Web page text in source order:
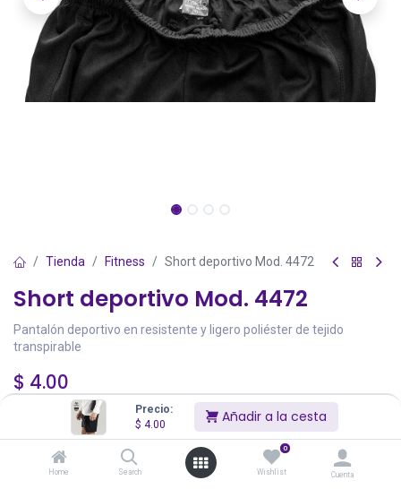
Precio:
$ 4.00 Añadir a la cesta
Home Search
0
Wishlist Cuenta
Tienda Fitness Short deportivo Mod. 4472
Short deportivo Mod. 4472
Pantalón deportivo en resistente y ligero poliéster de tejido
transpirable
$ 4.00
Precios incluyen IVA
Existencias Totales:
1,068
Color Atributo Stock Precio Cantidad